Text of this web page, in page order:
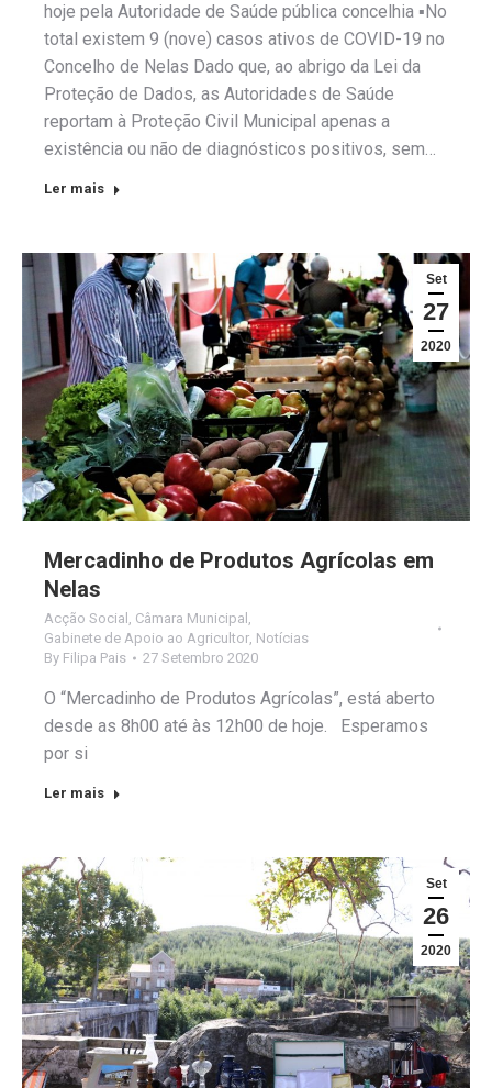
hoje pela Autoridade de Saúde pública concelhia ▪️No
total existem 9 (nove) casos ativos de COVID-19 no
Concelho de Nelas Dado que, ao abrigo da Lei da
Proteção de Dados, as Autoridades de Saúde
reportam à Proteção Civil Municipal apenas a
existência ou não de diagnósticos positivos, sem…
Ler mais
Set
27
2020
Mercadinho de Produtos Agrícolas em
Nelas
Acção Social , Câmara Municipal ,
Gabinete de Apoio ao Agricultor, Notícias
By Filipa Pais 27 Setembro 2020
O “Mercadinho de Produtos Agrícolas”, está aberto
desde as 8h00 até às 12h00 de hoje. Esperamos
por si
Ler mais
Set
26
2020